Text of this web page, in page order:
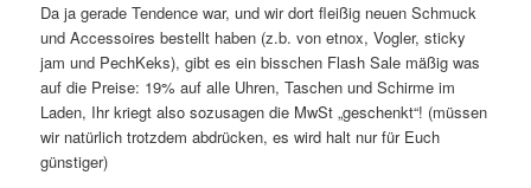
Da ja gerade Tendence war, und wir dort fleißig neuen Schmuck
und Accessoires bestellt haben (z.b. von etnox, Vogler, sticky
jam und PechKeks), gibt es ein bisschen Flash Sale mäßig was
auf die Preise: 19% auf alle Uhren, Taschen und Schirme im
Laden, Ihr kriegt also sozusagen die MwSt „geschenkt“! (müssen
wir natürlich trotzdem abdrücken, es wird halt nur für Euch
günstiger)